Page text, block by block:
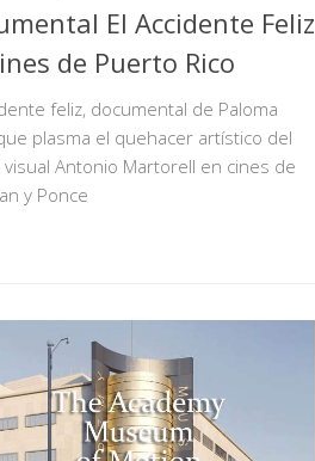
El Accidente Feliz
de Puerto Rico
feliz, documental de Paloma
plasma el quehacer artístico del
visual Antonio Martorell en cines de
y Ponce